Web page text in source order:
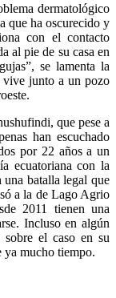
dermatológico
que ha oscurecido y
con el contacto
al pie de su casa en
se lamenta la
vive junto a un pozo
que pese a
han escuchado
por 22 años a un
ecuatoriana con la
batalla legal que
a la de Lago Agrio
2011 tienen una
Incluso en algún
sobre el caso en su
ya mucho tiempo.